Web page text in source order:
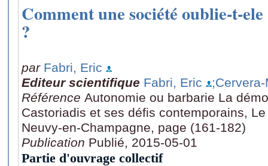
Comment une société oublie-t-
?
par Fabri, Eric
Editeur scientifique Fabri, Eric
Référence Autonomie ou barbarie La
Castoriadis et ses défis contemporains,
Neuvy-en-Champagne, page (161-182)
Publication Publié, 2015-05-01
Partie d'ouvrage collectif